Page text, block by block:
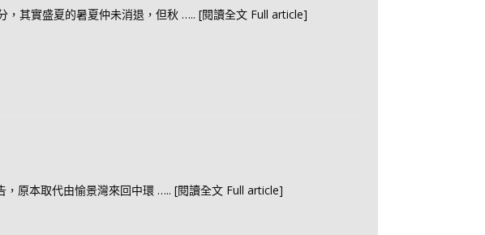
，其實盛夏的暑夏仲未消退，但秋 ….. [閱讀全文 Full article]
，原本取代由愉景灣來回中環 ….. [閱讀全文 Full article]